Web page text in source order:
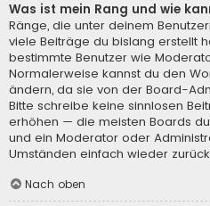
Was ist mein Rang und wie
Ränge, die unter deinem
viele Beiträge du bislang erstellt
bestimmte Benutzer wie
Normalerweise kannst du den
ändern, da sie von der Board-
Bitte schreibe keine sinnlosen
erhöhen — die meisten Boards
und ein Moderator oder
Umständen einfach wieder
Nach oben